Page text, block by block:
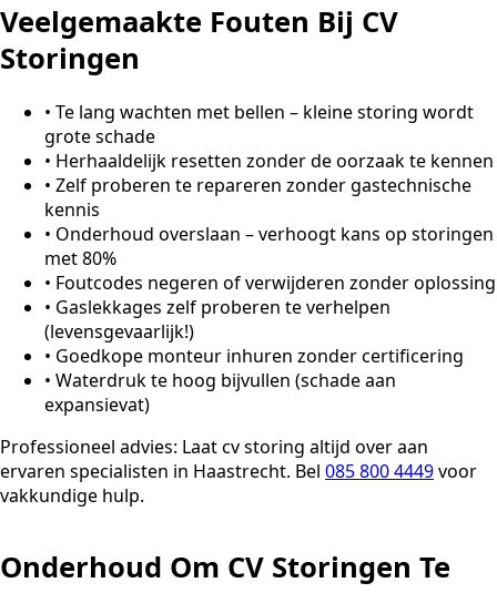
Veelgemaakte Fouten Bij CV
Storingen
• Te lang wachten met bellen – kleine storing wordt
grote schade
• Herhaaldelijk resetten zonder de oorzaak te kennen
• Zelf proberen te repareren zonder gastechnische
kennis
• Onderhoud overslaan – verhoogt kans op storingen
met 80%
• Foutcodes negeren of verwijderen zonder oplossing
• Gaslekkages zelf proberen te verhelpen
(levensgevaarlijk!)
• Goedkope monteur inhuren zonder certificering
• Waterdruk te hoog bijvullen (schade aan
expansievat)
Professioneel advies: Laat cv storing altijd over aan
ervaren specialisten in Haastrecht. Bel 085 800 4449voor
vakkundige hulp.
Onderhoud Om CV Storingen Te